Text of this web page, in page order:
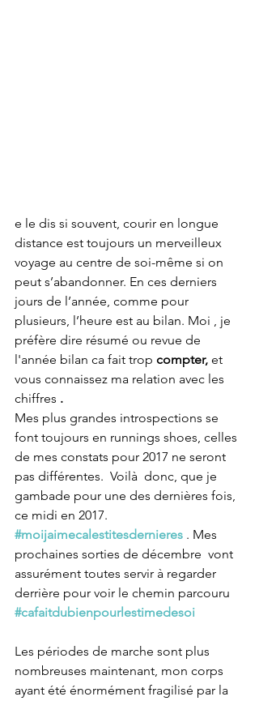
e le dis si souvent, courir en longue
distance est toujours un merveilleux
voyage au centre de soi-même si on
peut s’abandonner. En ces derniers
jours de l’année, comme pour
plusieurs, l’heure est au bilan. Moi , je
préfère dire résumé ou revue de
l'année bilan ca fait trop compter, et
vous connaissez ma relation avec les
chiffres .
Mes plus grandes introspections se
font toujours en runnings shoes, celles
de mes constats pour 2017 ne seront
pas différentes.  Voilà  donc, que je
gambade pour une des dernières fois,
ce midi en 2017.
#moijaimecalestitesdernieres . Mes
prochaines sorties de décembre  vont
assurément toutes servir à regarder
derrière pour voir le chemin parcouru
#cafaitdubienpourlestimedesoi
Les périodes de marche sont plus
nombreuses maintenant, mon corps
ayant été énormément fragilisé par la